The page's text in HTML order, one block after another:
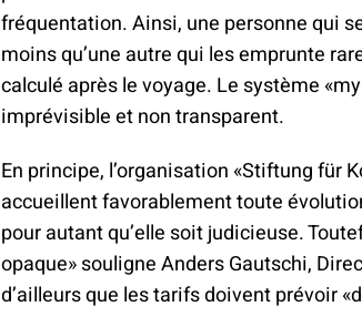
fréquentation. Ainsi, une personne qui
moins qu’une autre qui les emprunte
calculé après le voyage. Le système
imprévisible et non transparent.
En principe, l’organisation «Stiftung für
accueillent favorablement toute
pour autant qu’elle soit judicieuse.
opaque» souligne Anders Gautschi,
d’ailleurs que les tarifs doivent prévoir